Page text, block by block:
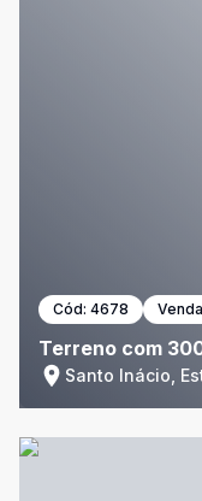
Cód: 4678 Venda
Terreno com
Santo Inácio,